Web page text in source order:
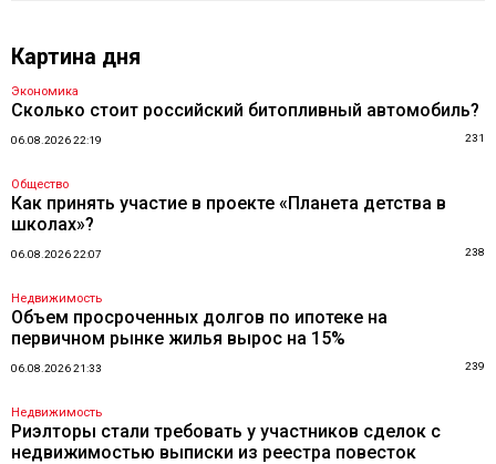
Картина дня
Экономика
Сколько стоит российский битопливный автомобиль?
06.08.2026 22:19 231
Общество
Как принять участие в проекте «Планета детства в
школах»?
06.08.2026 22:07 238
Недвижимость
Объем просроченных долгов по ипотеке на
первичном рынке жилья вырос на 15%
06.08.2026 21:33 239
Недвижимость
Риэлторы стали требовать у участников сделок с
недвижимостью выписки из реестра повесток